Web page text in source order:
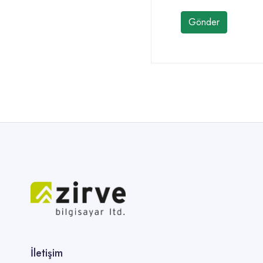
Gönder
İletişim